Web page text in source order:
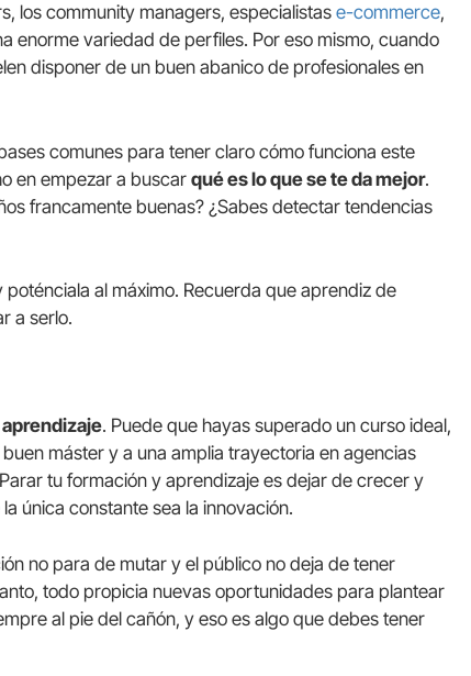
los community managers, especialistas e-commerce,
enorme variedad de perfiles. Por eso mismo, cuando
disponer de un buen abanico de profesionales en
comunes para tener claro cómo funciona este
en empezar a buscar qué es lo que se te da mejor.
francamente buenas? ¿Sabes detectar tendencias
poténciala al máximo. Recuerda que aprendiz de
a serlo.
aprendizaje. Puede que hayas superado un curso ideal,
máster y a una amplia trayectoria en agencias
tu formación y aprendizaje es dejar de crecer y
única constante sea la innovación.
no para de mutar y el público no deja de tener
todo propicia nuevas oportunidades para plantear
al pie del cañón, y eso es algo que debes tener